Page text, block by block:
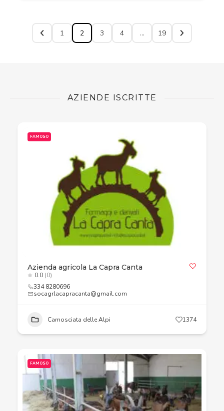
1 2 3 4 … 19
AZIENDE ISCRITTE
FAMOSO
Azienda agricola La Capra Canta
0.0 (0)
334 8280696
socagrlacapracanta@gmail.com
Camosciata delle Alpi 1374
FAMOSO